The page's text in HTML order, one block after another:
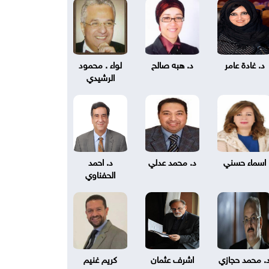
د. غادة عامر د. هبه صالح
لواء . محمود
الرشيدي
اسماء حسني د. محمد عدلي
د. احمد
الحفناوي
محمد حجازي اشرف عثمان كريم غنيم